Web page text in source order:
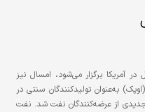
آمریکا برگزار می‌شود، امسال نیز
(اوپک) به‌عنوان تولیدکنندگان سنتی در
شیل به عنوان نسل جدیدی از عرضه‌کنندگان نفت شد. نفت